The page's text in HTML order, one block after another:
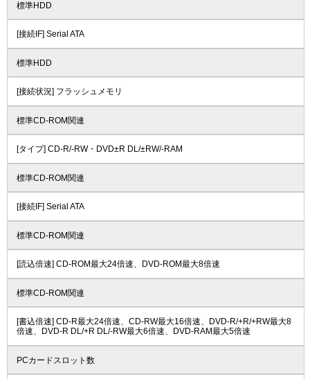
標準HDD
[接続IF] Serial ATA
標準HDD
[接続状況] フラッシュメモリ
標準CD-ROM関連
[タイプ] CD-R/-RW・DVD±R DL/±RW/-RAM
標準CD-ROM関連
[接続IF] Serial ATA
標準CD-ROM関連
[読込倍速] CD-ROM最大24倍速、DVD-ROM最大8倍速
標準CD-ROM関連
[書込倍速] CD-R最大24倍速、CD-RW最大16倍速、DVD-R/+R/+RW最大8
倍速、DVD-R DL/+R DL/-RW最大6倍速、DVD-RAM最大5倍速
PCカードスロット数